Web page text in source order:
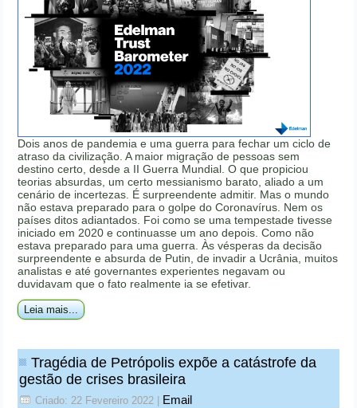
Dois anos de pandemia e uma guerra para fechar um ciclo de
atraso da civilização. A maior migração de pessoas sem
destino certo, desde a II Guerra Mundial. O que propiciou
teorias absurdas, um certo messianismo barato, aliado a um
cenário de incertezas. É surpreendente admitir. Mas o mundo
não estava preparado para o golpe do Coronavírus. Nem os
países ditos adiantados. Foi como se uma tempestade tivesse
iniciado em 2020 e continuasse um ano depois. Como não
estava preparado para uma guerra. Às vésperas da decisão
surpreendente e absurda de Putin, de invadir a Ucrânia, muitos
analistas e até governantes experientes negavam ou
duvidavam que o fato realmente ia se efetivar.
Leia mais...
Tragédia de Petrópolis expõe a catástrofe da
gestão de crises brasileira
Criado: 22 Fevereiro 2022 Email